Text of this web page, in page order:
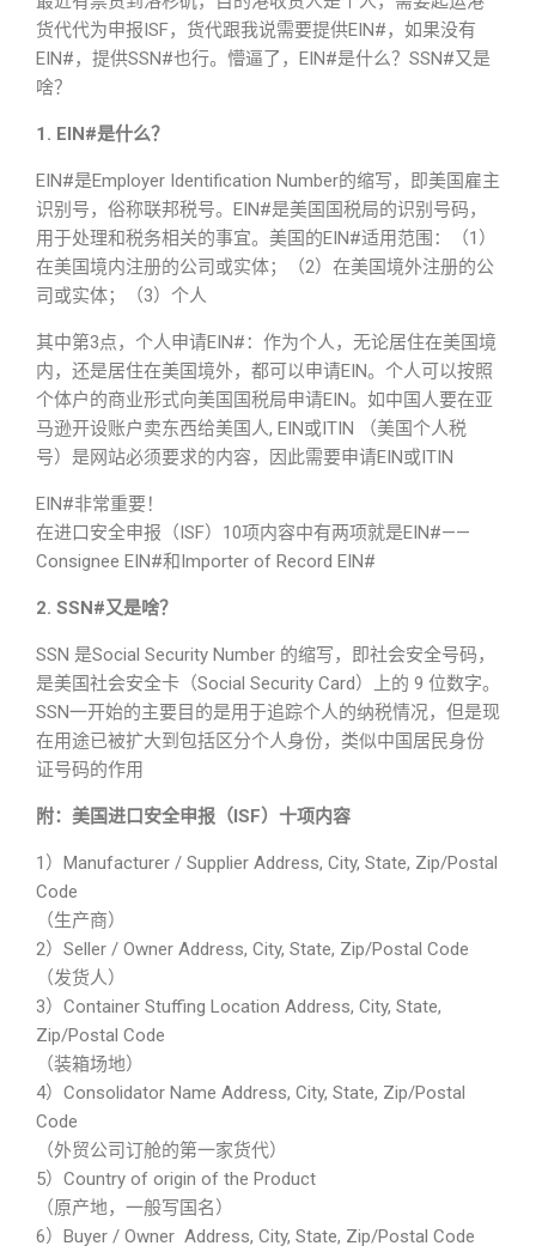
货代代为申报ISF，货代跟我说需要提供EIN#，如果没有
EIN#，提供SSN#也行。懵逼了，EIN#是什么？SSN#又是
啥？
1. EIN#是什么？
EIN#是Employer Identification Number的缩写，即美国雇主
识别号，俗称联邦税号。EIN#是美国国税局的识别号码，
用于处理和税务相关的事宜。美国的EIN#适用范围：（1）
在美国境内注册的公司或实体；（2）在美国境外注册的公
司或实体；（3）个人
其中第3点，个人申请EIN#：作为个人，无论居住在美国境
内，还是居住在美国境外，都可以申请EIN。个人可以按照
个体户的商业形式向美国国税局申请EIN。如中国人要在亚
马逊开设账户卖东西给美国人, EIN或ITIN （美国个人税
号）是网站必须要求的内容，因此需要申请EIN或ITIN
EIN#非常重要！
在进口安全申报（ISF）10项内容中有两项就是EIN#——
Consignee EIN#和Importer of Record EIN#
2. SSN#又是啥？
SSN 是Social Security Number 的缩写，即社会安全号码，
是美国社会安全卡（Social Security Card）上的 9 位数字。
SSN一开始的主要目的是用于追踪个人的纳税情况，但是现
在用途已被扩大到包括区分个人身份，类似中国居民身份
证号码的作用
附：美国进口安全申报（ISF）十项内容
1）Manufacturer / Supplier Address, City, State, Zip/Postal
Code
（生产商）
2）Seller / Owner Address, City, State, Zip/Postal Code
（发货人）
3）Container Stuffing Location Address, City, State,
Zip/Postal Code
（装箱场地）
4）Consolidator Name Address, City, State, Zip/Postal
Code
（外贸公司订舱的第一家货代）
5）Country of origin of the Product
（原产地，一般写国名）
6）Buyer / Owner Address, City, State, Zip/Postal Code